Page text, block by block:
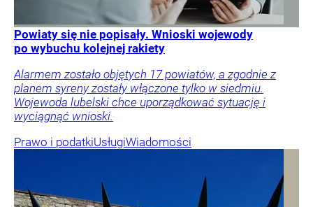
Powiaty się nie popisały. Wnioski wojewody
po wybuchu kolejnej rakiety
Alarmem zostało objętych 17 powiatów, a zgodnie z
planem syreny zostały włączone tylko w siedmiu.
Wojewoda lubelski chce uporządkować sytuację i
wyciągnąć wnioski.
Prawo i podatkiUsługiWiadomości